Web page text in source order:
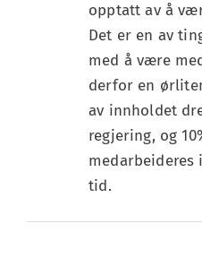
opptatt av å
Det er en av
med å være
derfor en
av innholdet
regjering, og
medarbeideres
tid.